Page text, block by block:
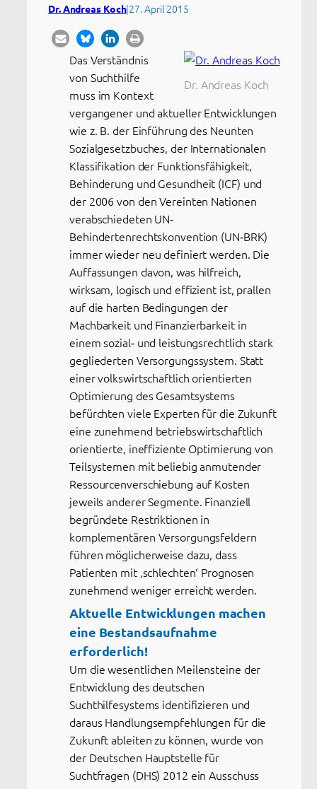
Dr. Andreas Koch|27. April 2015
Dr. Andreas Koch
Das Verständnis
von Suchthilfe
muss im Kontext
vergangener und aktueller Entwicklungen
wie z. B. der Einführung des Neunten
Sozialgesetzbuches, der Internationalen
Klassifikation der Funktionsfähigkeit,
Behinderung und Gesundheit (ICF) und
der 2006 von den Vereinten Nationen
verabschiedeten UN‐
Behindertenrechtskonvention (UN‐BRK)
immer wieder neu definiert werden. Die
Auffassungen davon, was hilfreich,
wirksam, logisch und effizient ist, prallen
auf die harten Bedingungen der
Machbarkeit und Finanzierbarkeit in
einem sozial‐ und leistungsrechtlich stark
gegliederten Versorgungssystem. Statt
einer volkswirtschaftlich orientierten
Optimierung des Gesamtsystems
befürchten viele Experten für die Zukunft
eine zunehmend betriebswirtschaftlich
orientierte, ineffiziente Optimierung von
Teilsystemen mit beliebig anmutender
Ressourcenverschiebung auf Kosten
jeweils anderer Segmente. Finanziell
begründete Restriktionen in
komplementären Versorgungsfeldern
führen möglicherweise dazu, dass
Patienten mit ‚schlechten‘ Prognosen
zunehmend weniger erreicht werden.
Aktuelle Entwicklungen machen
eine Bestandsaufnahme
erforderlich!
Um die wesentlichen Meilensteine der
Entwicklung des deutschen
Suchthilfesystems identifizieren und
daraus Handlungsempfehlungen für die
Zukunft ableiten zu können, wurde von
der Deutschen Hauptstelle für
Suchtfragen (DHS) 2012 ein Ausschuss